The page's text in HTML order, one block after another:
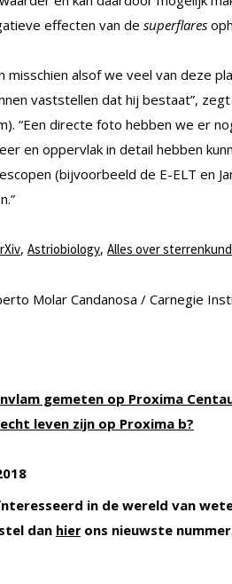
effecten van de superflares
misschien alsof we veel van deze
vaststellen dat hij bestaat”,
“Een directe foto hebben we er
en oppervlak in detail hebben
(bijvoorbeeld de E-ELT en
, Astriobiology, Alles over
Molar Candanosa / Carnegie
gemeten op Proxima
leven zijn op Proxima b?
in de wereld van
dan hier ons nieuwste